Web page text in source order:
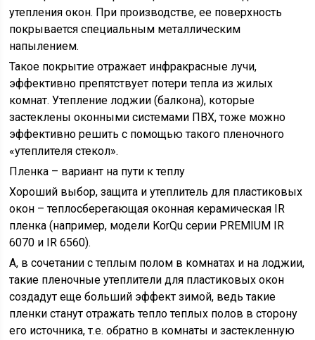
утепления окон. При производстве, ее поверхность
покрывается специальным металлическим
напылением.
Такое покрытие отражает инфракрасные лучи,
эффективно препятствует потери тепла из жилых
комнат. Утепление лоджии (балкона), которые
застеклены оконными системами ПВХ, тоже можно
эффективно решить с помощью такого пленочного
«утеплителя стекол».
Пленка – вариант на пути к теплу
Хороший выбор, защита и утеплитель для пластиковых
окон – теплосберегающая оконная керамическая IR
пленка (например, модели KorQu серии PREMIUM IR
6070 и IR 6560).
А, в сочетании с теплым полом в комнатах и на лоджии,
такие пленочные утеплители для пластиковых окон
создадут еще больший эффект зимой, ведь такие
пленки станут отражать тепло теплых полов в сторону
его источника, т.е. обратно в комнаты и застекленную